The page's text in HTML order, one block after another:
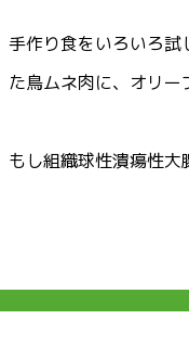
手作り食をいろいろ
た鳥ムネ肉に、オリー
もし組織球性潰瘍性